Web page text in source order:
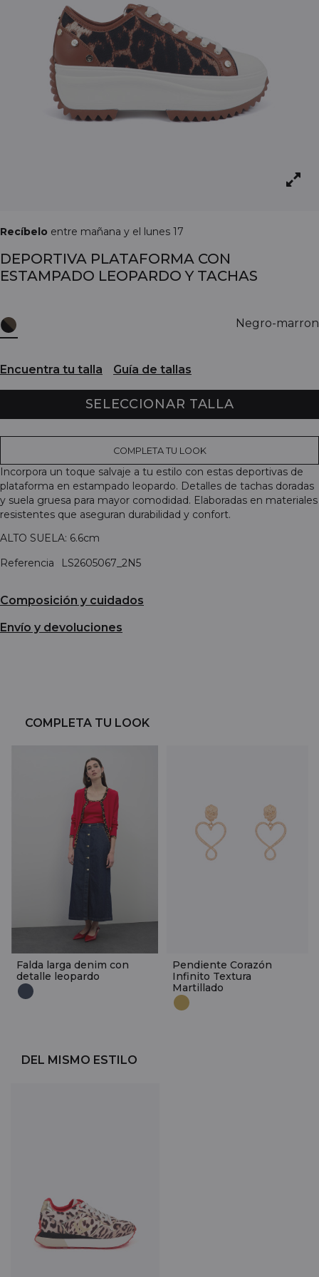
Recíbelo entre mañana y el lunes 17
DEPORTIVA PLATAFORMA CON
ESTAMPADO LEOPARDO Y TACHAS
Negro-marron
Encuentra tu talla Guía de tallas
SELECCIONAR TALLA
COMPLETA TU LOOK
Incorpora un toque salvaje a tu estilo con estas deportivas de
plataforma en estampado leopardo. Detalles de tachas doradas
y suela gruesa para mayor comodidad. Elaboradas en materiales
resistentes que aseguran durabilidad y confort.
ALTO SUELA: 6.6cm
Referencia
LS2605067_2N5
Composición y cuidados
Envío y devoluciones
COMPLETA TU LOOK
Falda larga denim con
detalle leopardo
Pendiente Corazón
Infinito Textura
Martillado
DEL MISMO ESTILO